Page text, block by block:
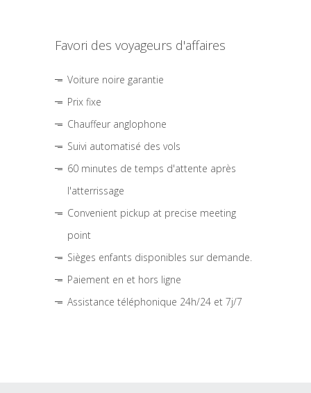
Favori des voyageurs d'affaires
Voiture noire garantie
Prix fixe
Chauffeur anglophone
Suivi automatisé des vols
60 minutes de temps d'attente après
l'atterrissage
Convenient pickup at precise meeting
point
Sièges enfants disponibles sur demande.
Paiement en et hors ligne
Assistance téléphonique 24h/24 et 7j/7